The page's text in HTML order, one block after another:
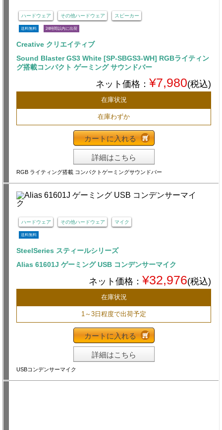
ハードウェア その他ハードウェア スピーカー
送料無料 24時間以内に出荷
Creative クリエイティブ
Sound Blaster GS3 White [SP-SBGS3-WH] RGBライティン
グ搭載コンパクト ゲーミング サウンドバー
ネット価格： ¥7,980(税込)
在庫状況
在庫わずか
カートに入れる
詳細はこちら
RGB ライティング搭載 コンパクトゲーミングサウンドバー
ハードウェア その他ハードウェア マイク
送料無料
SteelSeries スティールシリーズ
Alias 61601J ゲーミング USB コンデンサーマイク
ネット価格： ¥32,976(税込)
在庫状況
1～3日程度で出荷予定
カートに入れる
詳細はこちら
USBコンデンサーマイク